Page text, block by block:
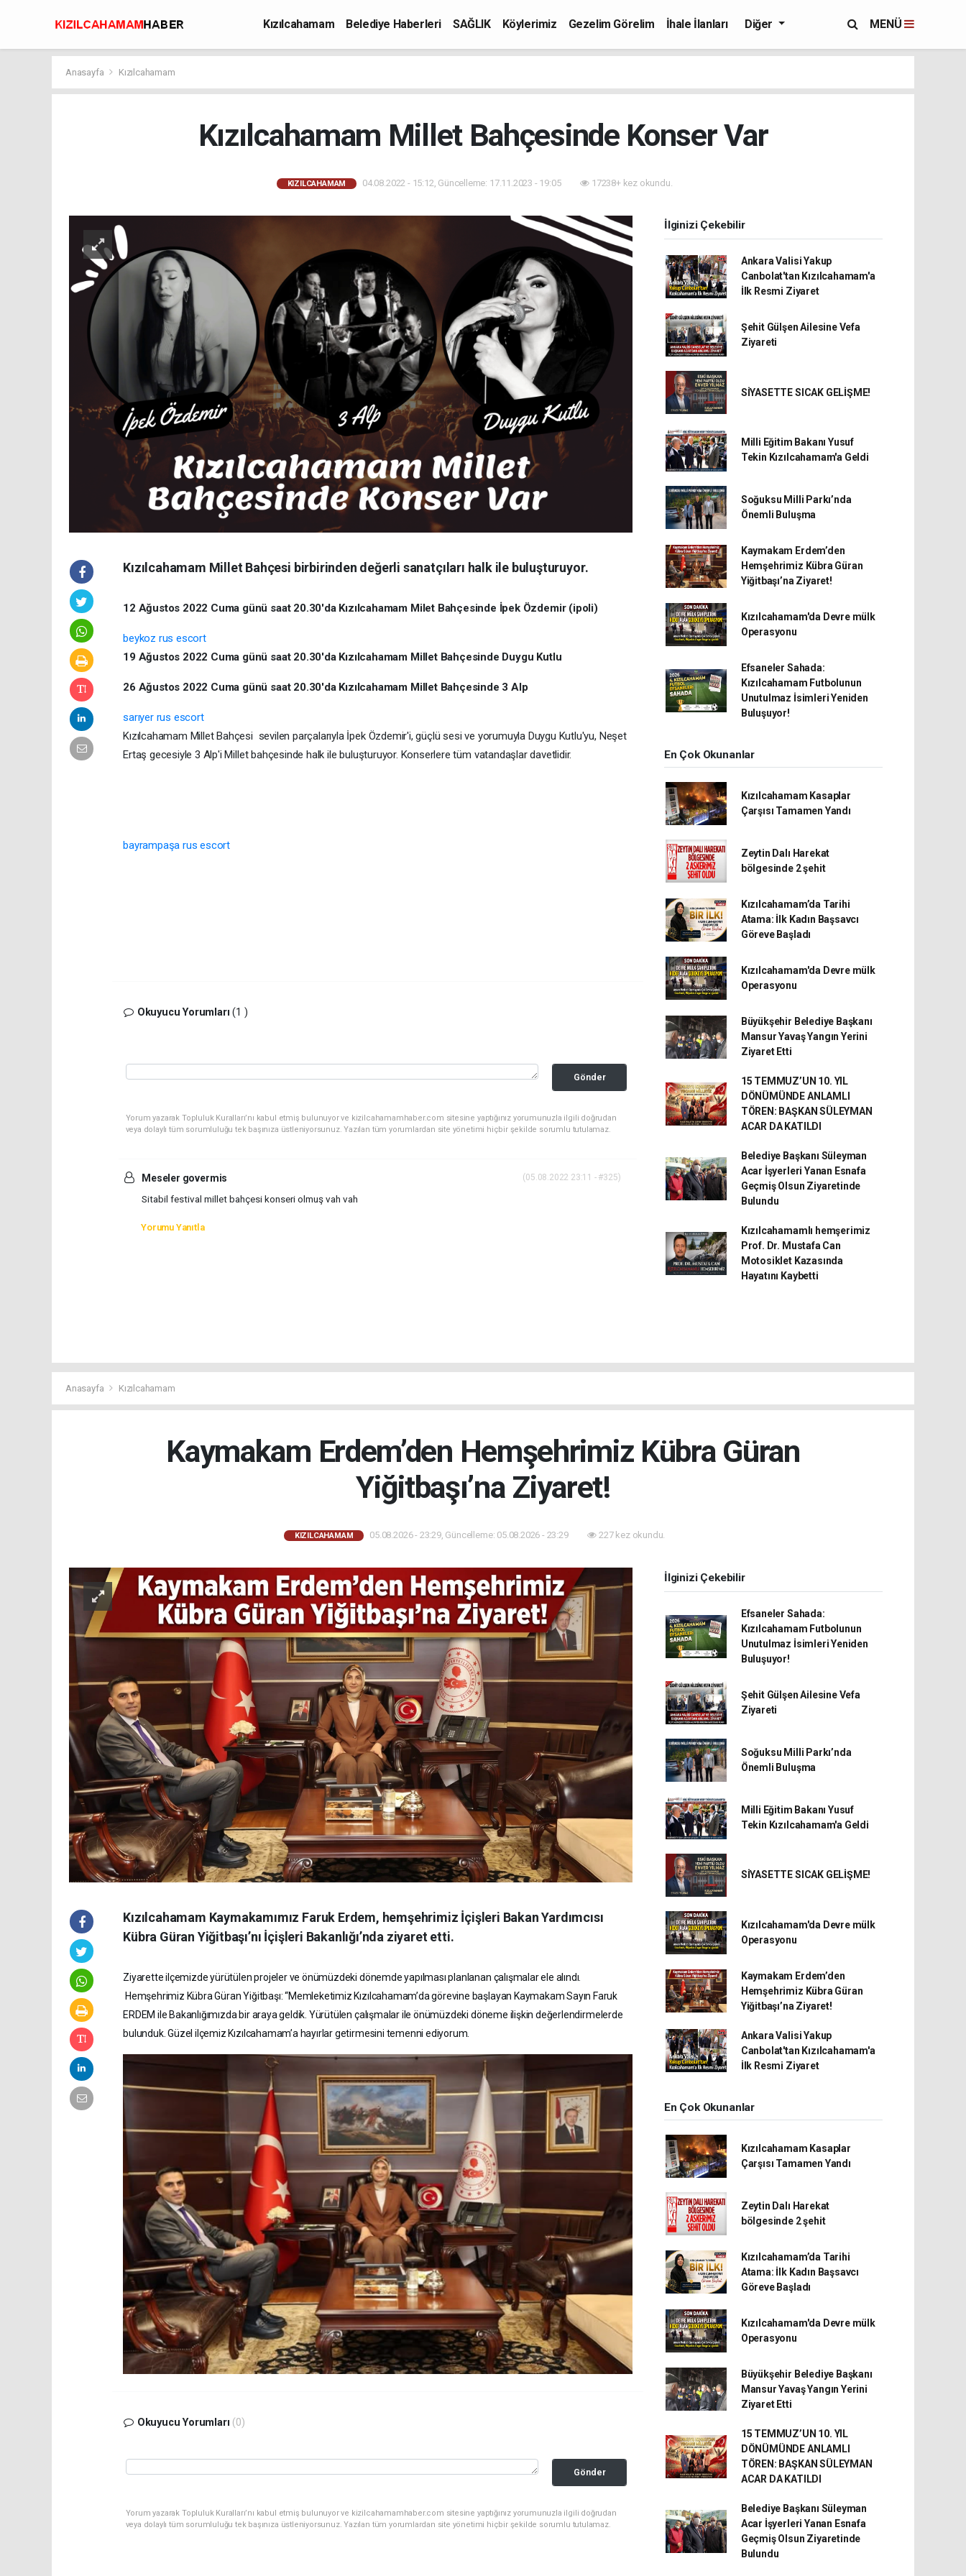
Kızılcahamam Belediye Haberleri SAĞLIK Köylerimiz Gezelim Görelim
İhale İlanları
Diğer MENÜ
Anasayfa Kızılcahamam
Kızılcahamam Millet Bahçesinde Konser Var
KIZILCAHAMAM 04.08.2022 - 15:12, Güncelleme: 17.11.2023 - 19:05 17238+ kez okundu.
Kızılcahamam Millet Bahçesi birbirinden değerli sanatçıları halk ile buluşturuyor.
12 Ağustos 2022 Cuma günü saat 20.30'da Kızılcahamam Milet Bahçesinde İpek Özdemir (ipoli)
beykoz rus escort
19 Ağustos 2022 Cuma günü saat 20.30'da Kızılcahamam Millet Bahçesinde Duygu Kutlu
26 Ağustos 2022 Cuma günü saat 20.30'da Kızılcahamam Millet Bahçesinde 3 Alp
sarıyer rus escort
Kızılcahamam Millet Bahçesi sevilen parçalarıyla İpek Özdemir'i, güçlü sesi ve yorumuyla Duygu Kutlu'yu, Neşet
Ertaş gecesiyle 3 Alp'i Millet bahçesinde halk ile buluşturuyor. Konserlere tüm vatandaşlar davetlidir.
bayrampaşa rus escort
Okuyucu Yorumları(1 )
Gönder
Yorum yazarak Topluluk Kuralları’nı kabul etmiş bulunuyor ve kizilcahamamhaber.com sitesine yaptığınız yorumunuzla ilgili doğrudan
veya dolaylı tüm sorumluluğu tek başınıza üstleniyorsunuz. Yazılan tüm yorumlardan site yönetimi hiçbir şekilde sorumlu tutulamaz.
Meseler govermis (05.08.2022 23:11 - #325)
Sitabil festival millet bahçesi konseri olmuş vah vah
Yorumu Yanıtla
İlginizi Çekebilir
Ankara Valisi Yakup
Canbolat'tan Kızılcahamam'a
İlk Resmi Ziyaret
Şehit Gülşen Ailesine Vefa
Ziyareti
SİYASETTE SICAK GELİŞME!
Milli Eğitim Bakanı Yusuf
Tekin Kızılcahamam'a Geldi
Soğuksu Milli Parkı’nda
Önemli Buluşma
Kaymakam Erdem’den
Hemşehrimiz Kübra Güran
Yiğitbaşı’na Ziyaret!
Kızılcahamam'da Devre mülk
Operasyonu
Efsaneler Sahada:
Kızılcahamam Futbolunun
Unutulmaz İsimleri Yeniden
Buluşuyor!
En Çok Okunanlar
Kızılcahamam Kasaplar
Çarşısı Tamamen Yandı
Zeytin Dalı Harekat
bölgesinde 2 şehit
Kızılcahamam’da Tarihi
Atama: İlk Kadın Başsavcı
Göreve Başladı
Kızılcahamam'da Devre mülk
Operasyonu
Büyükşehir Belediye Başkanı
Mansur Yavaş Yangın Yerini
Ziyaret Etti
15 TEMMUZ’UN 10. YIL
DÖNÜMÜNDE ANLAMLI
TÖREN: BAŞKAN SÜLEYMAN
ACAR DA KATILDI
Belediye Başkanı Süleyman
Acar İşyerleri Yanan Esnafa
Geçmiş Olsun Ziyaretinde
Bulundu
Kızılcahamamlı hemşerimiz
Prof. Dr. Mustafa Can
Motosiklet Kazasında
Hayatını Kaybetti
Anasayfa Kızılcahamam
Kaymakam Erdem’den Hemşehrimiz Kübra Güran
Yiğitbaşı’na Ziyaret!
KIZILCAHAMAM 05.08.2026 - 23:29, Güncelleme: 05.08.2026 - 23:29 227 kez okundu.
Kızılcahamam Kaymakamımız Faruk Erdem, hemşehrimiz İçişleri Bakan Yardımcısı
Kübra Güran Yiğitbaşı’nı İçişleri Bakanlığı’nda ziyaret etti.
Ziyarette ilçemizde yürütülen projeler ve önümüzdeki dönemde yapılması planlanan çalışmalar ele alındı.
Hemşehrimiz Kübra Güran Yiğitbaşı: “Memleketimiz Kızılcahamam’da görevine başlayan Kaymakam Sayın Faruk
ERDEM ile Bakanlığımızda bir araya geldik. Yürütülen çalışmalar ile önümüzdeki döneme ilişkin değerlendirmelerde
bulunduk. Güzel ilçemiz Kızılcahamam’a hayırlar getirmesini temenni ediyorum.
Okuyucu Yorumları (0)
Gönder
Yorum yazarak Topluluk Kuralları’nı kabul etmiş bulunuyor ve kizilcahamamhaber.com sitesine yaptığınız yorumunuzla ilgili doğrudan
veya dolaylı tüm sorumluluğu tek başınıza üstleniyorsunuz. Yazılan tüm yorumlardan site yönetimi hiçbir şekilde sorumlu tutulamaz.
İlginizi Çekebilir
Efsaneler Sahada:
Kızılcahamam Futbolunun
Unutulmaz İsimleri Yeniden
Buluşuyor!
Şehit Gülşen Ailesine Vefa
Ziyareti
Soğuksu Milli Parkı’nda
Önemli Buluşma
Milli Eğitim Bakanı Yusuf
Tekin Kızılcahamam'a Geldi
SİYASETTE SICAK GELİŞME!
Kızılcahamam'da Devre mülk
Operasyonu
Kaymakam Erdem’den
Hemşehrimiz Kübra Güran
Yiğitbaşı’na Ziyaret!
Ankara Valisi Yakup
Canbolat'tan Kızılcahamam'a
İlk Resmi Ziyaret
En Çok Okunanlar
Kızılcahamam Kasaplar
Çarşısı Tamamen Yandı
Zeytin Dalı Harekat
bölgesinde 2 şehit
Kızılcahamam’da Tarihi
Atama: İlk Kadın Başsavcı
Göreve Başladı
Kızılcahamam'da Devre mülk
Operasyonu
Büyükşehir Belediye Başkanı
Mansur Yavaş Yangın Yerini
Ziyaret Etti
15 TEMMUZ’UN 10. YIL
DÖNÜMÜNDE ANLAMLI
TÖREN: BAŞKAN SÜLEYMAN
ACAR DA KATILDI
Belediye Başkanı Süleyman
Acar İşyerleri Yanan Esnafa
Geçmiş Olsun Ziyaretinde
Bulundu